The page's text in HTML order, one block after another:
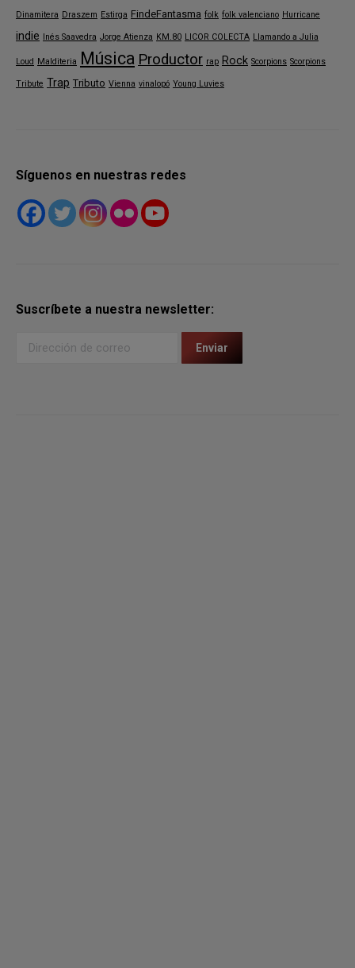
Dinamitera Draszem Estirga FindeFantasma folk folk valenciano Hurricane
indie Inés Saavedra Jorge Atienza KM.80 LICOR COLECTA Llamando a Julia
Loud Malditeria Música Productor rap Rock Scorpions Scorpions
Tribute Trap Tributo Vienna vinalopó Young Luvies
Síguenos en nuestras redes
Suscríbete a nuestra newsletter: